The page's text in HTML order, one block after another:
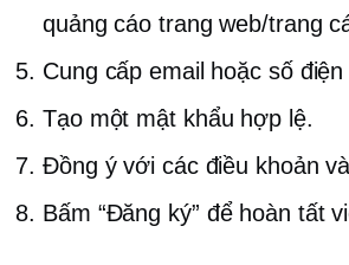
quảng cáo trang web/trang
Cung cấp email hoặc số
Tạo một mật khẩu hợp lệ.
Đồng ý với các điều khoản
Bấm “Đăng ký” để hoàn tất